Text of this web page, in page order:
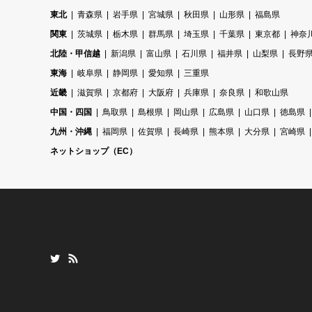
東北
青森県 岩手県 宮城県 秋田県 山形県
福島県
関東
茨城県 栃木県 群馬県 埼玉県 千葉県 東京都
神奈
北陸・甲信越
新潟県 富山県 石川県 福井県 山梨県
長野
東海
岐阜県 静岡県 愛知県
三重県
近畿
滋賀県 京都府 大阪府 兵庫県 奈良県
和歌山県
中国・四国
鳥取県 島根県 岡山県 広島県 山口県 徳島県
九州・沖縄
福岡県 佐賀県 長崎県 熊本県 大分県 宮崎県
ネットショップ（EC）